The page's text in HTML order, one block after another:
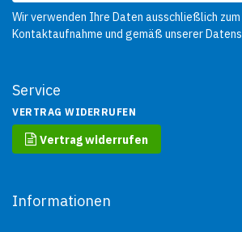
Service
VERTRAG WIDERRUFEN
Vertrag widerrufen
Informationen
Wir verwenden Ihre Daten ausschließlich
Kontaktaufnahme und gemäß unserer